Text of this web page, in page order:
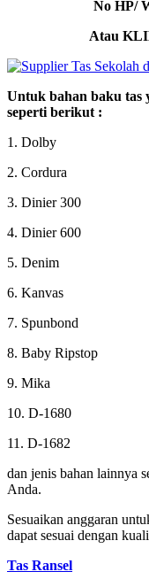
No HP/
Atau
Untuk bahan baku tas
seperti berikut :
1. Dolby
2. Cordura
3. Dinier 300
4. Dinier 600
5. Denim
6. Kanvas
7. Spunbond
8. Baby Ripstop
9. Mika
10. D-1680
11. D-1682
dan jenis bahan lainnya
Anda.
Sesuaikan anggaran
dapat sesuai dengan
Tas Ransel